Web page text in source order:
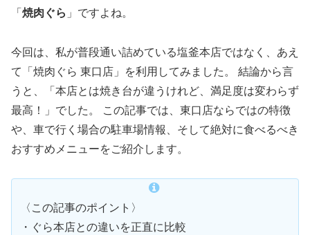
「 焼肉ぐら 」ですよね。
今回は、私が普段通い詰めている塩釜本店ではなく、あえ
て「焼肉ぐら 東口店」を利用してみました。 結論から言
うと、「本店とは焼き台が違うけれど、満足度は変わらず
最高！」でした。 この記事では、東口店ならではの特徴
や、車で行く場合の駐車場情報、そして絶対に食べるべき
おすすめメニューをご紹介します。
〈この記事のポイント〉
・ぐら本店との違いを正直に比較